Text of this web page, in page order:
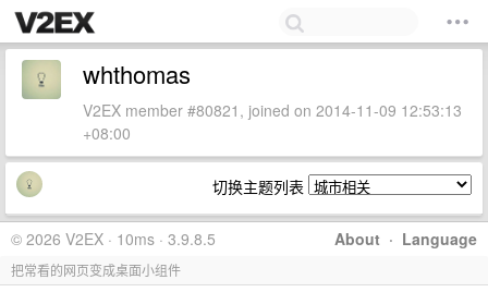
whthomas
V2EX member #80821, joined on 2014-11-09 12:53:13
+08:00
切换主题列表
About · Language
© 2026 V2EX · 10ms · 3.9.8.5
把常看的网页变成桌面小组件